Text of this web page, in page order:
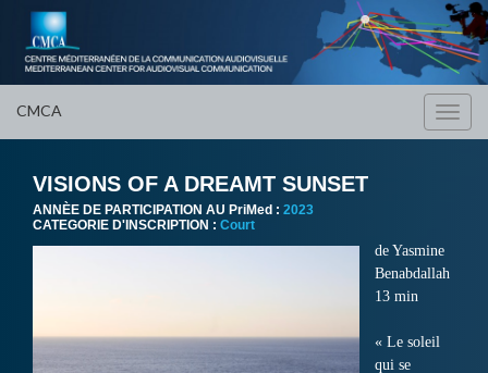
CMCA
VISIONS OF A DREAMT SUNSET
ANNÈE DE PARTICIPATION AU PriMed : 2023
CATEGORIE D'INSCRIPTION : Court
de Yasmine
Benabdallah
13 min
« Le soleil
qui se